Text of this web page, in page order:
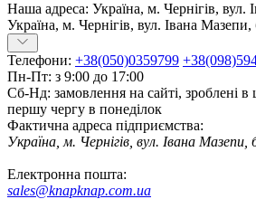
Наша адреса: Україна, м. Чернігів, вул.
Україна, м. Чернігів, вул. Івана Мазепи,
Телефони: +38(050)0359799
Пн-Пт: з 9:00 до 17:00
Сб-Нд: замовлення на сайті, зроблені в
першу чергу в понеділок
Фактична адреса підприємства:
Україна, м. Чернігів, вул. Івана Мазепи,
Електронна пошта:
sales@knapknap.com.ua